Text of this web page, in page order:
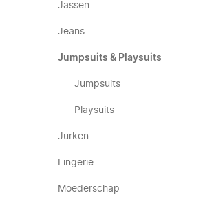
Jassen
Jeans
Jumpsuits & Playsuits
Jumpsuits
Playsuits
Jurken
Lingerie
Moederschap